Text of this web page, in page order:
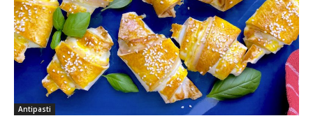
Antipasti